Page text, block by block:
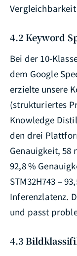
4.2 Keyword
Bei der 10-
dem Google
erzielte unsere
(strukturiertes
Knowledge
den drei
Genauigkeit, 58
92,8 %
STM32H743 –
Inferenzlatenz.
und passt
4.3